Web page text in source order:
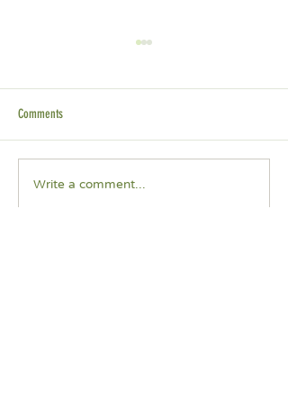
小樹傳愛到台北經營管理
Comments
Write a comment...